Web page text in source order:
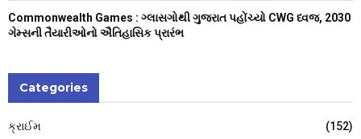
Commonwealth Games : ગ્લાસગોથી ગુજરાત પહોંચ્યો CWG ધ્વજ, 2030
ગેમ્સની તૈયારીઓનો ઐતિહાસિક પ્રારંભ
Categories
ક્રાઈમ
(152)